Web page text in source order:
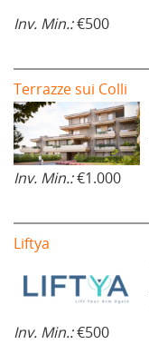
Inv. Min.:€500
Terrazze sui Colli
Inv. Min.:€1.000
Liftya
Inv. Min.:€500